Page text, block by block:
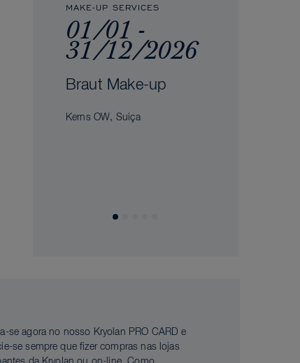
MAKE-UP SERVICES
01/01 -
31/12/2026
Braut Make-up
Kerns OW, Suiça
se agora no nosso Kryolan PRO CARD e
se sempre que fizer compras nas lojas